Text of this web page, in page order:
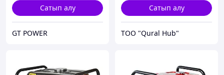
Сатып алу
GT POWER
Сатып алу
ТОО "Qural Hub"